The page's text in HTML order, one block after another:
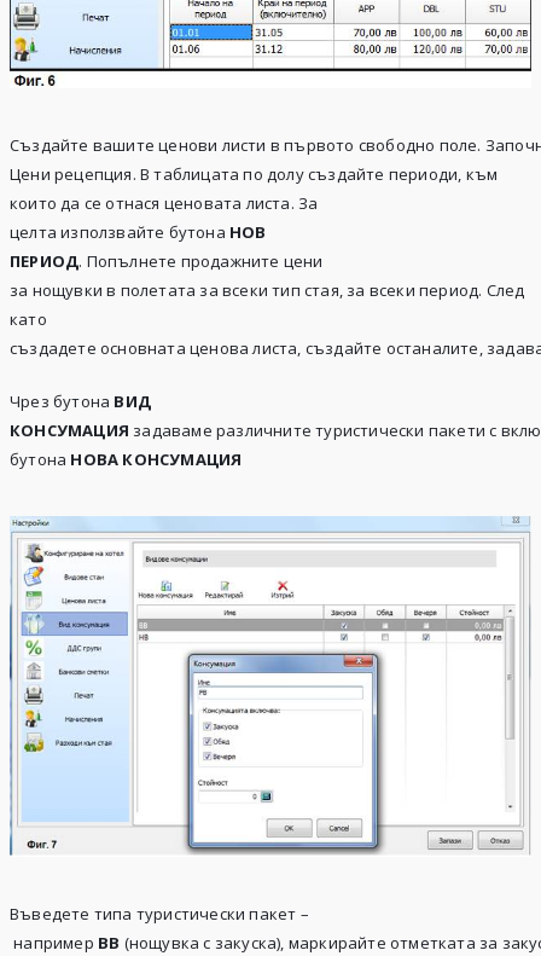
Създайте вашите ценови листи в първото свободно поле.
Цени рецепция. В таблицата по долу създайте периоди, към
които да се отнася ценовата листа. За
целта използвайте бутона НОВ
ПЕРИОД. Попълнете продажните цени
за нощувки в полетата за всеки тип стая, за всеки период. След
като
създадете основната ценова листа, създайте останалите,
Чрез бутона ВИД
КОНСУМАЦИЯ задаваме различните туристически пакети с
бутона НОВА КОНСУМАЦИЯ
Въведете типа туристически пакет –
например BB (нощувка с закуска), маркирайте отметката за